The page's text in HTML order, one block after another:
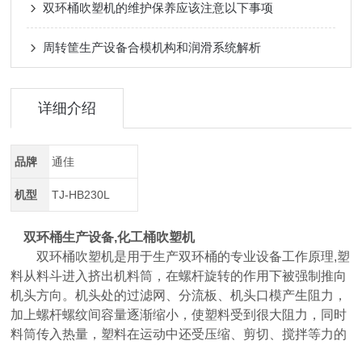
双环桶吹塑机的维护保养应该注意以下事项
周转筐生产设备合模机构和润滑系统解析
详细介绍
品牌 通佳
机型 TJ-HB230L
双环桶生产设备,化工桶吹塑机
双环桶吹塑机是用于生产双环桶的专业设备工作原理,塑
料从料斗进入挤出机料筒，在螺杆旋转的作用下被强制推向
机头方向。机头处的过滤网、分流板、机头口模产生阻力，
加上螺杆螺纹间容量逐渐缩小，使塑料受到很大阻力，同时
料筒传入热量，塑料在运动中还受压缩、剪切、搅拌等力的